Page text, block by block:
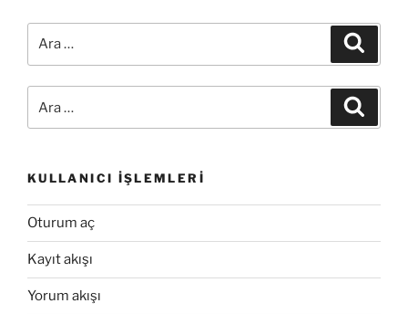
KULLANICI İŞLEMLERI
Oturum aç
Kayıt akışı
Yorum akışı